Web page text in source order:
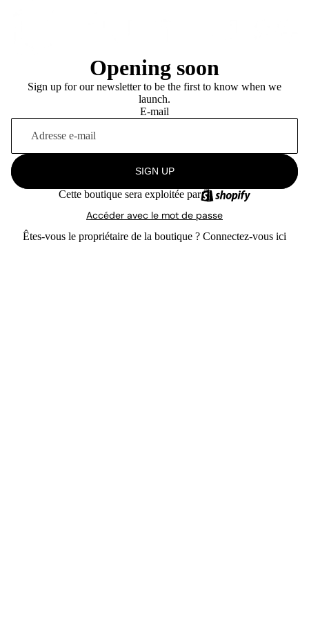
Opening soon
Sign up for our newsletter to be the first to know when we
launch.
E-mail
SIGN UP
Cette boutique sera exploitée par
Accéder avec le mot de passe
Êtes-vous le propriétaire de la boutique ? Connectez-vous ici